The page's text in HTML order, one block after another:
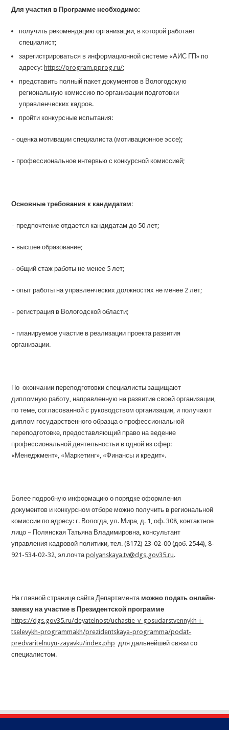
Для участия в Программе необходимо:
получить рекомендацию организации, в которой работает
специалист;
зарегистрироваться в информационной системе «АИС ГП» по
адресу: https://program.pprog.ru/;
представить полный пакет документов в Вологодскую
региональную комиссию по организации подготовки
управленческих кадров.
пройти конкурсные испытания:
– оценка мотивации специалиста (мотивационное эссе);
– профессиональное интервью с конкурсной комиссией;
Основные требования к кандидатам:
– предпочтение отдается кандидатам до 50 лет;
– высшее образование;
– общий стаж работы не менее 5 лет;
– опыт работы на управленческих должностях не менее 2 лет;
– регистрация в Вологодской области;
– планируемое участие в реализации проекта развития
организации.
По окончании переподготовки специалисты защищают
дипломную работу, направленную на развитие своей организации,
по теме, согласованной с руководством организации, и получают
диплом государственного образца о профессиональной
переподготовке, предоставляющий право на ведение
профессиональной деятельностьи в одной из сфер:
«Менеджмент», «Маркетинг», «Финансы и кредит».
Более подробную информацию о порядке оформления
документов и конкурсном отборе можно получить в региональной
комиссии по адресу: г. Вологда, ул. Мира, д. 1, оф. 308, контактное
лицо – Полянская Татьяна Владимировна, консультант
управления кадровой политики, тел. (8172) 23-02-00 (доб. 2544), 8-
921-534-02-32, эл.почтаpolyanskaya.tv@dgs.gov35.ru.
На главной странице сайта Департамента можно подать онлайн-
заявку на участие в Президентской программе
https://dgs.gov35.ru/deyatelnost/uchastie-v-gosudarstvennykh-i-
tselevykh-programmakh/prezidentskaya-programma/podat-
predvaritelnuyu-zayavku/index.php для дальнейшей связи со
специалистом.